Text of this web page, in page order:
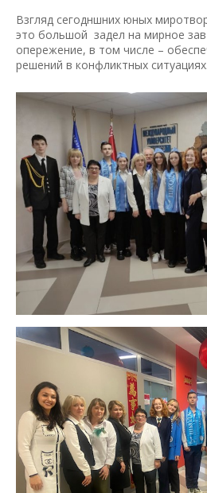
Взгляд сегодншних юных
это большой задел на мирное
опережение, в том числе –
решений в конфликтных ситуациях.